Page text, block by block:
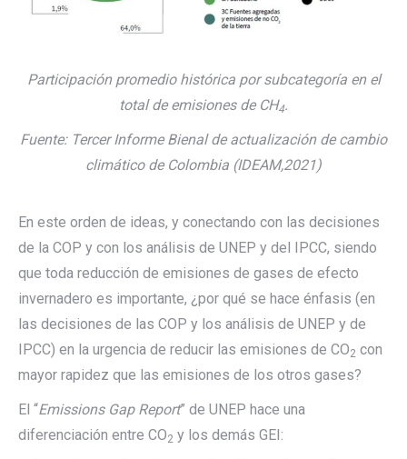
Participación promedio histórica por subcategoría en el
total de emisiones de CH4.
Fuente: Tercer Informe Bienal de actualización de cambio
climático de Colombia (IDEAM,2021)
En este orden de ideas, y conectando con las decisiones
de la COP y con los análisis de UNEP y del IPCC, siendo
que toda reducción de emisiones de gases de efecto
invernadero es importante, ¿por qué se hace énfasis (en
las decisiones de las COP y los análisis de UNEP y de
IPCC) en la urgencia de reducir las emisiones de CO2 con
mayor rapidez que las emisiones de los otros gases?
El “Emissions Gap Report” de UNEP hace una
diferenciación entre CO2 y los demás GEI: